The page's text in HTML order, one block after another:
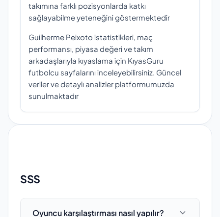
takımına farklı pozisyonlarda katkı
sağlayabilme yeteneğini göstermektedir
Guilherme Peixoto istatistikleri, maç
performansı, piyasa değeri ve takım
arkadaşlarıyla kıyaslama için KıyasGuru
futbolcu sayfalarını inceleyebilirsiniz. Güncel
veriler ve detaylı analizler platformumuzda
sunulmaktadır
SSS
Oyuncu karşılaştırması nasıl yapılır?